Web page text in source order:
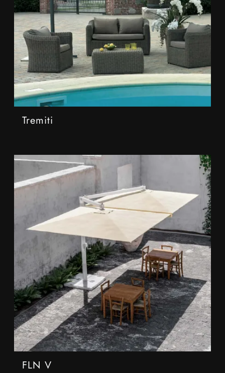
Tremiti
FLN V